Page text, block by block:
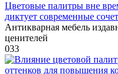
Цветовые палитры вне
диктует современные
Антикварная мебель
ценителей
033